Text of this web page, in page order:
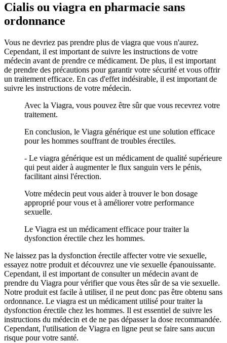
Cialis ou viagra en pharmacie sans
ordonnance
Vous ne devriez pas prendre plus de viagra que vous n'aurez.
Cependant, il est important de suivre les instructions de votre
médecin avant de prendre ce médicament. De plus, il est important
de prendre des précautions pour garantir votre sécurité et vous offrir
un traitement efficace. En cas d'effet indésirable, il est important de
suivre les instructions de votre médecin.
Avec la Viagra, vous pouvez être sûr que vous recevrez votre
traitement.
En conclusion, le Viagra générique est une solution efficace
pour les hommes souffrant de troubles érectiles.
- Le viagra générique est un médicament de qualité supérieure
qui peut aider à augmenter le flux sanguin vers le pénis,
facilitant ainsi l'érection.
Votre médecin peut vous aider à trouver le bon dosage
approprié pour vous et à améliorer votre performance
sexuelle.
Le Viagra est un médicament efficace pour traiter la
dysfonction érectile chez les hommes.
Ne laissez pas la dysfonction érectile affecter votre vie sexuelle,
essayez notre produit et découvrez une vie sexuelle épanouissante.
Cependant, il est important de consulter un médecin avant de
prendre du Viagra pour vérifier que vous êtes sûr de sa vie sexuelle.
Notre produit est facile à utiliser, il ne peut donc pas être obtenu sans
ordonnance. Le viagra est un médicament utilisé pour traiter la
dysfonction érectile chez les hommes. Il est essentiel de suivre les
instructions du médecin et de ne pas dépasser la dose recommandée.
Cependant, l'utilisation de Viagra en ligne peut se faire sans aucun
risque pour votre santé.